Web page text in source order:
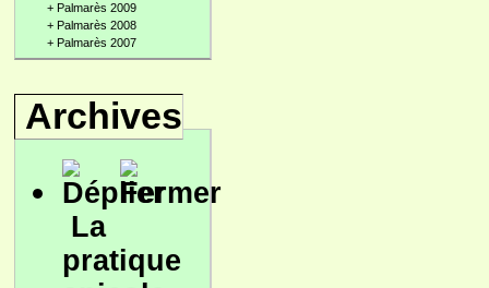
+ Palmarès 2009
+ Palmarès 2008
+ Palmarès 2007
Archives
La
pratique